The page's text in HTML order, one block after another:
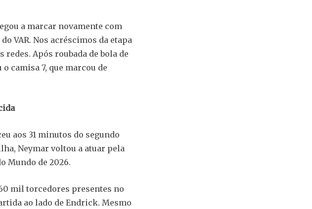
a marcar novamente com
VAR. Nos acréscimos da etapa
Após roubada de bola de
camisa 7, que marcou de
aos 31 minutos do segundo
Neymar voltou a atuar pela
Mundo de 2026.
mil torcedores presentes no
ao lado de Endrick. Mesmo